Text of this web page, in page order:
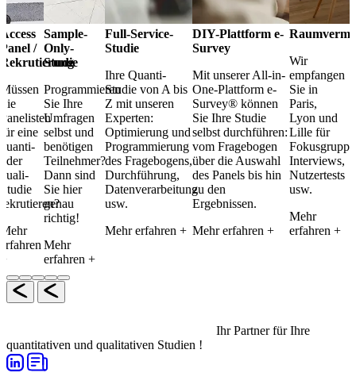
Access
Panel /
Rekrutierung
Müssen
Sie
Panelisten
für eine
quanti-
oder
quali-
Studie
rekrutieren?
Mehr
erfahren
+
Sample-
Only-
Studie
Programmieren
Sie Ihre
Umfragen
selbst und
benötigen
Teilnehmer?
Dann sind
Sie hier
genau
richtig!
Mehr
erfahren +
Full-Service-
Studie
Ihre Quanti-
Studie von A bis
Z mit unseren
Experten:
Optimierung und
Programmierung
des Fragebogens,
Durchführung,
Datenverarbeitung
usw.
Mehr erfahren +
DIY-Plattform e-
Survey
Mit unserer All-in-
One-Plattform e-
Survey® können
Sie Ihre Studie
selbst durchführen:
vom Fragebogen
über die Auswahl
des Panels bis hin
zu den
Ergebnissen.
Mehr erfahren +
Wir
empfangen
Sie in
Paris,
Lyon und
Lille für
Interviews,
Nutzertests
usw.
Mehr
erfahren +
Ihr Partner für Ihre
quantitativen und qualitativen Studien !